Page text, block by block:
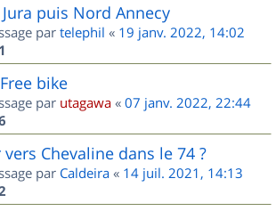
puis Nord Annecy
par telephil « 19 janv. 2022, 14:02
1
bike
par utagawa « 07 janv. 2022, 22:44
Chevaline dans le 74 ?
par Caldeira « 14 juil. 2021, 14:13